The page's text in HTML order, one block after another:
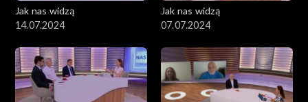
Jak nas widzą
14.07.2024
Jak nas widzą
07.07.2024